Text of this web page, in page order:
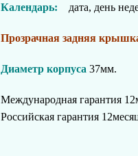
Календарь:
дата, день
Прозрачная задняя
Диаметр корпуса 37мм.
Международная гарантия
Российская гарантия